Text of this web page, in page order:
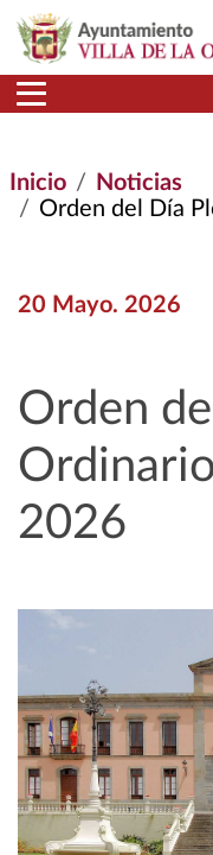
Pasar al contenido principal
Inicio
Noticias
Orden del Día
20 Mayo. 2026
Orden
2026